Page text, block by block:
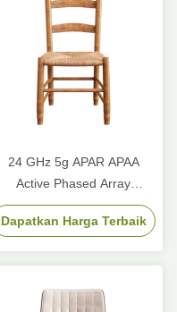
24 GHz 5g APAR APAA
Active Phased Array
Antenna Elements 3 6 Ka
Band Wide Angle Scanning
Dapatkan Harga Terbaik